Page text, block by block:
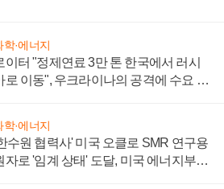
학·에너지
이터 "정제연료 3만 톤 한국에서 러시
로 이동", 우크라이나의 공격에 수요 늘
학·에너지
수원 협력사' 미국 오클로 SMR 연구용
자로 '임계 상태' 도달, 미국 에너지부